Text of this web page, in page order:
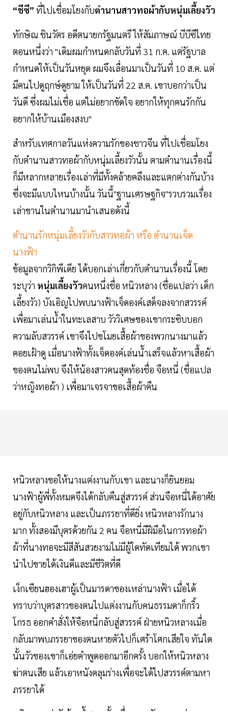
“ชีซี” ที่ไปเชื่อมโยงกับตำนานสาวทอผ้ากับหนุ่มเลี้ยงวัว
ทักษิณ ชินวัตร อดีตนายกรัฐมนตรี ให้สัมภาษณ์ บีบีซีไทย
ตอนหนึ่งว่า "เดิมผมกำหนดกลับวันที่ 31 ก.ค. แต่รัฐบาล
กำหนดให้เป็นวันหยุด ผมจึงเลื่อนมาเป็นวันที่ 10 ส.ค. แต่
มีคนไปดูฤกษ์ดูยาม ให้เป็นวันที่ 22 ส.ค. เขาบอกว่าเป็น
วันดี ซึ่งผมไม่เชื่อ แต่ไม่อยากขัดใจ อยากให้ทุกคนรักกัน
อยากให้บ้านเมืองสงบ"
สำหรับเทศกาลวันแห่งความรักของชาวจีน ที่ไปเชื่อมโยง
กับตำนานสาวทอผ้ากับหนุ่มเลี้ยงวัวนั้น ตามตำนานเรื่องนี้
ก็มีหลากหลายเรื่องเล่าที่มีทั้งคล้ายคลึงและแตกต่างกันบ้าง
ซึ่งจะมีแบบไหนบ้างนั้น วันนี้"ฐานเศรษฐกิจ"รวบรวมเรื่อง
เล่าขานในตำนานมานำเสนอดังนี้
ตำนานรักหนุ่มเลี้ยงวัวกับสาวทอผ้า หรือ ตำนานเจ็ด
นางฟ้า
ข้อมูลจากวิกิพีเดีย ได้บอกเล่าเกี่ยวกับตำนานเรื่องนี้ โดย
ระบุว่า หนุ่มเลี้ยงวัวคนหนึ่งชื่อ หนิวหลาง (ชื่อแปลว่า เด็ก
เลี้ยงวัว) บังเอิญไปพบนางฟ้าเจ็ดองค์เสด็จลงจากสวรรค์
เพื่อมาเล่นน้ำในทะเลสาบ วัววิเศษของเขากระซิบบอก
ความลับสวรรค์ เขาจึงไปขโมยเสื้อผ้าของพวกนางมาแล้ว
คอยเฝ้าดู เมื่อนางฟ้าทั้งเจ็ดองค์เล่นน้ำเสร็จแล้วหาเสื้อผ้า
ของตนไม่พบ จึงให้น้องสาวคนสุดท้องชื่อ จือหนี่ (ชื่อแปล
ว่าหญิงทอผ้า ) เพื่อมาเจรจาขอเสื้อผ้าคืน
หนิวหลางขอให้นางแต่งงานกับเขา และนางก็ยินยอม
นางฟ้าผู้พี่ทั้งหมดจึงได้กลับคืนสู่สวรรค์ ส่วนจือหนี่ได้อาศัย
อยู่กับหนิวหลาง และเป็นภรรยาที่ดียิ่ง หนิวหลางรักนาง
มาก ทั้งสองมีบุตรด้วยกัน 2 คน จือหนี่มีฝีมือในการทอผ้า
ผ้าที่นางทอจะมีสีสันสวยงามไม่มีผู้ใดทัดเทียมได้ พวกเขา
นำไปขายได้เงินดีและมีชีวิตที่ดี
เง็กเซียนฮองเฮาผู้เป็นมารดาของเหล่านางฟ้า เมื่อได้
ทราบว่าบุตรสาวของตนไปแต่งงานกับคนธรรมดาก็กริ้ว
โกรธ ออกคำสั่งให้จือหนี่กลับสู่สวรรค์ ฝ่ายหนิวหลางเมื่อ
กลับมาพบภรรยาของตนหายตัวไปก็เศร้าโศกเสียใจ ทันใด
นั้นวัวของเขาก็เอ่ยคำพูดออกมาอีกครั้ง บอกให้หนิวหลาง
ฆ่าตนเสีย แล้วเอาหนังคลุมร่างเพื่อจะได้ไปสวรรค์ตามหา
ภรรยาได้